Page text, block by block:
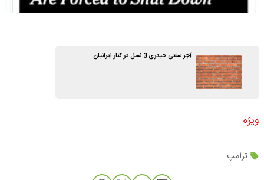
آجر سنتی حیدری 3 نسل در کنار ایرانیان
ویژه
ترامپ